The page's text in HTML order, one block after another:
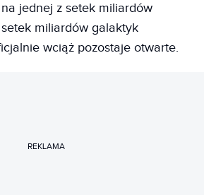
jednej z setek miliardów
miliardów galaktyk
wciąż pozostaje otwarte.
REKLAMA